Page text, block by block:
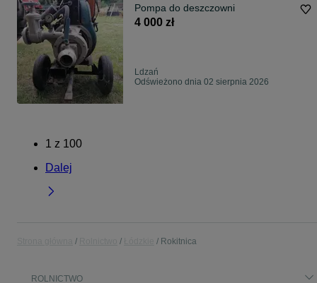
Pompa do deszczowni
4 000 zł
Ldzań
Odświeżono dnia 02 sierpnia 2026
1 z 100
Dalej
Rokitnica
ROLNICTWO